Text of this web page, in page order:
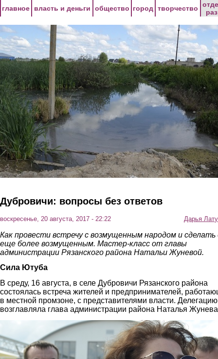
главное власть и деньги общество город творчество
Дубровичи: вопросы без ответов
воскресенье, 20 августа, 2017 - 22:22 Дарья
Как провести встречу с возмущенным народом и сделать
еще более возмущенным. Мастер-класс от главы
администрации Рязанского района Натальи Жуневой.
Сила Ютуба
В среду, 16 августа, в селе Дубровичи Рязанского района
состоялась встреча жителей и предпринимателей,
в местной промзоне, с представителями власти. Делегацию
возглавляла глава администрации района Наталья